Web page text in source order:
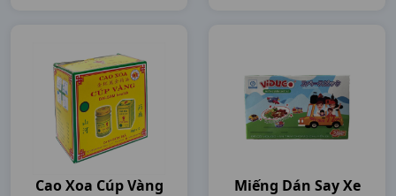
Cao Xoa Cúp Vàng
Miếng Dán Say Xe